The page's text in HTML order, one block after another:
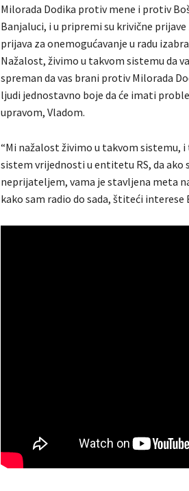
Milorada Dodika protiv mene i protiv
Banjaluci, i u pripremi su krivične
prijava za onemogućavanje u radu
Nažalost, živimo u takvom sistemu da
spreman da vas brani protiv Milorada
ljudi jednostavno boje da će imati
upravom, Vladom.
“Mi nažalost živimo u takvom sistemu,
sistem vrijednosti u entitetu RS, da
neprijateljem, vama je stavljena meta
kako sam radio do sada, štiteći interese